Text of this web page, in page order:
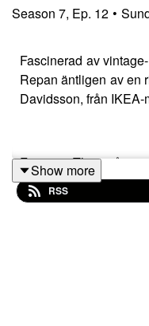
Season 7, Ep. 12 •
Fascinerad av
Repan äntligen av en
Davidsson, från IKEA-
Förutom Thea så
plats och vi pratade
Show more
RSS